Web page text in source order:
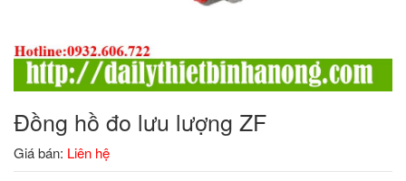
Đồng hồ đo lưu lượng ZF
Giá bán: Liên hệ